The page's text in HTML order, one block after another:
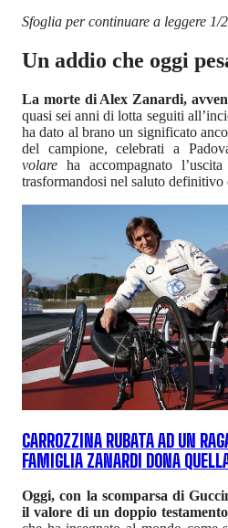
Sfoglia per continuare a leggere 1/2
Un addio che oggi
La morte di Alex Zanardi,
quasi sei anni di lotta seguiti
ha dato al brano un significato
del campione, celebrati a
volare ha accompagnato
trasformandosi nel saluto definitivo
CARROZZINA RUBATA AD UN
FAMIGLIA ZANARDI DONA
Oggi, con la scomparsa di
il valore di un doppio testamento